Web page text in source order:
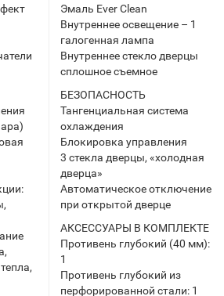
Эмаль Ever Clean
Внутреннее освещение – 1
галогенная лампа
Внутреннее стекло дверцы
сплошное съемное
БЕЗОПАСНОСТЬ
Тангенциальная система
охлаждения
Блокировка управления
3 стекла дверцы, «холодная
дверца»
Автоматическое отключение
при открытой дверце
АКСЕССУАРЫ В КОМПЛЕКТЕ
Противень глубокий (40 мм):
1
Противень глубокий из
перфорированной стали: 1